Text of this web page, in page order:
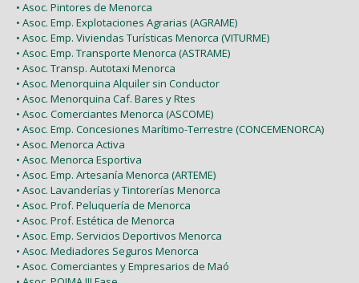
• Asoc. Pintores de Menorca
• Asoc. Emp. Explotaciones Agrarias (AGRAME)
• Asoc. Emp. Viviendas Turísticas Menorca (VITURME)
• Asoc. Emp. Transporte Menorca (ASTRAME)
• Asoc. Transp. Autotaxi Menorca
• Asoc. Menorquina Alquiler sin Conductor
• Asoc. Menorquina Caf. Bares y Rtes
• Asoc. Comerciantes Menorca (ASCOME)
• Asoc. Emp. Concesiones Marítimo-Terrestre (CONCEMENORCA)
• Asoc. Menorca Activa
• Asoc. Menorca Esportiva
• Asoc. Emp. Artesanía Menorca (ARTEME)
• Asoc. Lavanderías y Tintorerías Menorca
• Asoc. Prof. Peluquería de Menorca
• Asoc. Prof. Estética de Menorca
• Asoc. Emp. Servicios Deportivos Menorca
• Asoc. Mediadores Seguros Menorca
• Asoc. Comerciantes y Empresarios de Maó